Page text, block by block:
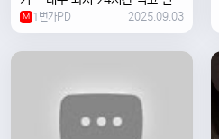
위로받았습니다
M 1번가PD 2025.09.03